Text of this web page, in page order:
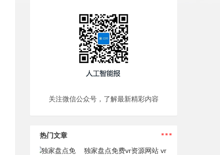
关注微信公众号，了解最新精彩内容
热门文章 ...
独家盘点免费vr资源网站 vr